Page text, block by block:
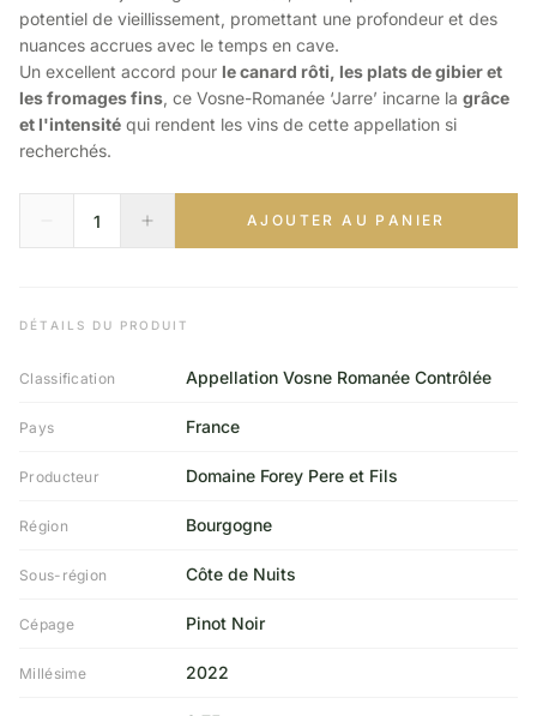
potentiel de vieillissement, promettant une profondeur et des
nuances accrues avec le temps en cave.
Un excellent accord pour le canard rôti, les plats de gibier et
les fromages fins, ce Vosne-Romanée ‘Jarre’ incarne la grâce
et l'intensité qui rendent les vins de cette appellation si
recherchés.
AJOUTER AU PANIER
DÉTAILS DU PRODUIT
Classification Appellation Vosne Romanée Contrôlée
Pays France
Producteur Domaine Forey Pere et Fils
Région Bourgogne
Sous-région Côte de Nuits
Cépage Pinot Noir
Millésime 2022